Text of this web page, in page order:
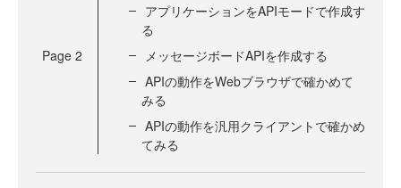
Page 2
アプリケーションをAPIモードで作成す
る
メッセージボードAPIを作成する
APIの動作をWebブラウザで確かめて
みる
APIの動作を汎用クライアントで確かめ
てみる